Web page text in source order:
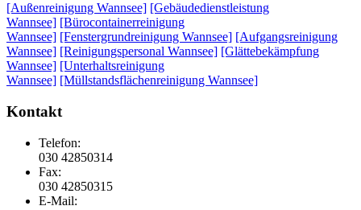
[Außenreinigung Wannsee] [Gebäudedienstleistung
Wannsee] [Bürocontainerreinigung
Wannsee] [Fenstergrundreinigung Wannsee] [Aufgangsreinigung
Wannsee] [Reinigungspersonal Wannsee] [Glättebekämpfung
Wannsee] [Unterhaltsreinigung
Wannsee] [Müllstandsflächenreinigung Wannsee]
Kontakt
Telefon:
030 42850314
Fax:
030 42850315
E-Mail: